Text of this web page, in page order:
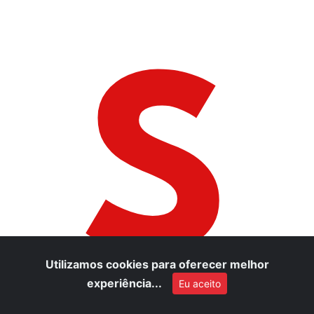
S
Utilizamos cookies para oferecer melhor
experiência...
Eu aceito